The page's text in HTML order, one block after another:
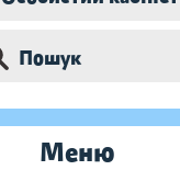
Пошук
Меню